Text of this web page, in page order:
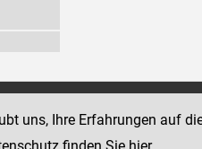
1080 Wien
uns, Ihre Erfahrungen auf